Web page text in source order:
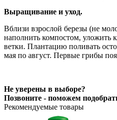
Выращивание и уход.
Вблизи взрослой березы (не
наполнить компостом, уложить
ветки. Плантацию поливать
мая по август. Первые грибы
Не уверены в выборе?
Позвоните - поможем
Рекомендуемые товары